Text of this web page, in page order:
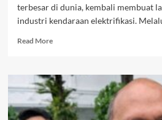
terbesar di dunia, kembali membuat
industri kendaraan elektrifikasi.
Read MoreRead
Toyota
Mulai
Produksi
Baterai